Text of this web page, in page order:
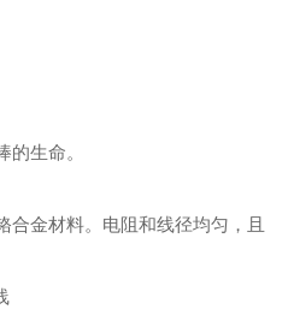
的生命。
合金材料。电阻和线径均匀，且